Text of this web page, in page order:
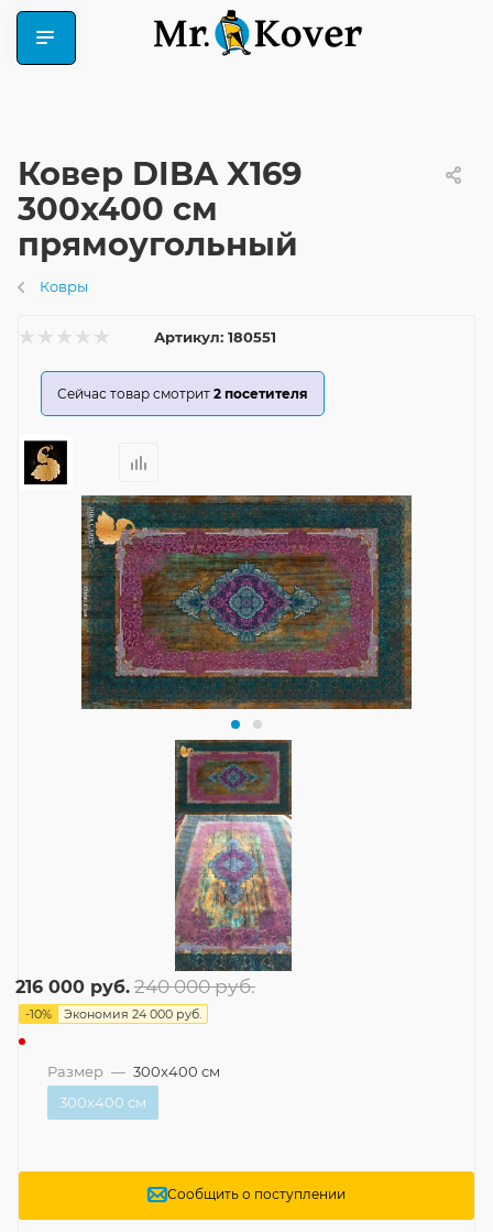
Ковер DIBA X169
300x400 см
прямоугольный
Ковры
Артикул: 180551
Сейчас товар смотрит 2 посетителя
216 000 руб. 240 000руб.
-10% Экономия 24 000 руб.
Размер — 300x400 см
300x400 см
Сообщить о поступлении